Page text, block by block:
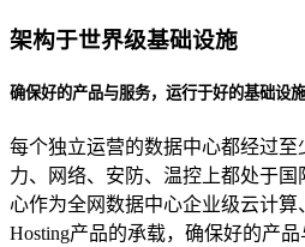
快照备份灵活多变
SSL证书
确保信息的安全性
专线上网
架构于世界级基础设施
确保好的产品与服务，运行于好的基础设施
每个独立运营的数据中心都经过
力、网络、安防、温控上都处于
心作为全网数据中心企业级云计算
Hosting产品的承载，确保好的产